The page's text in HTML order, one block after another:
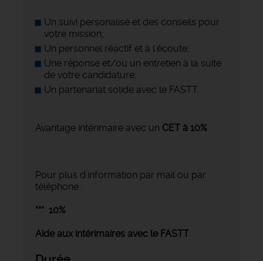
Un suivi personalisé et des conseils pour
votre mission;
Un personnel réactif et à l'écoute;
Une réponse et/ou un entretien à la suite
de votre candidature;
Un partenariat solide avec le FASTT.
Avantage intérimaire avec un CET à 10%
Pour plus d'information par mail ou par
téléphone :
*** 10%
Aide aux intérimaires avec le FASTT